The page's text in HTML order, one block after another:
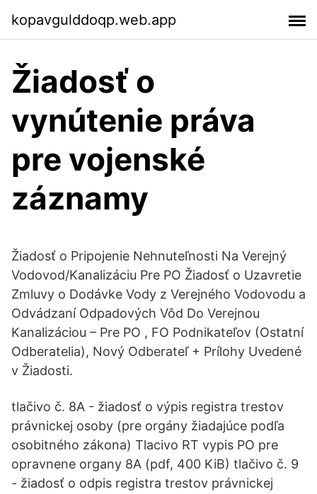
kopavgulddoqp.web.app
Žiadosť o
vynútenie práva
pre vojenské
záznamy
Žiadosť o Pripojenie Nehnuteľnosti Na Verejný
Vodovod/Kanalizáciu Pre PO Žiadosť o Uzavretie
Zmluvy o Dodávke Vody z Verejného Vodovodu a
Odvádzaní Odpadových Vôd Do Verejnou
Kanalizáciou – Pre PO , FO Podnikateľov (Ostatní
Odberatelia), Nový Odberateľ + Prílohy Uvedené
v Žiadosti.
tlačivo č. 8A - žiadosť o výpis registra trestov
právnickej osoby (pre orgány žiadajúce podľa
osobitného zákona) Tlacivo RT vypis PO pre
opravnene organy 8A (pdf, 400 KiB) tlačivo č. 9
- žiadosť o odpis registra trestov právnickej